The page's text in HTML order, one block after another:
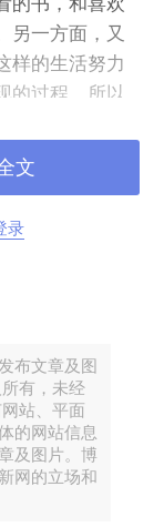
另一方面，又
样的生活努力
的过程，所以
乎让我达到另
事情，我也毫
己喜欢的人扎
的方式。
年想当老师或
一条完全不同
几年下来，却
成为大公司的
录
文
布文章及图
有，未经
站、平面
的网站信息
及图片。博
网的立场和